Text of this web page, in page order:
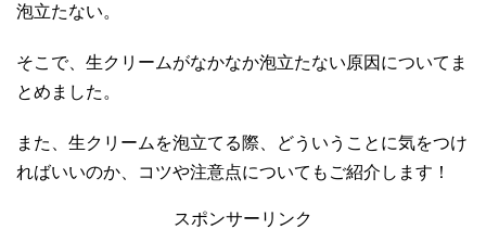
泡立たない。
そこで、生クリームがなかなか泡立たない原因についてま
とめました。
また、生クリームを泡立てる際、どういうことに気をつけ
ればいいのか、コツや注意点についてもご紹介します！
スポンサーリンク